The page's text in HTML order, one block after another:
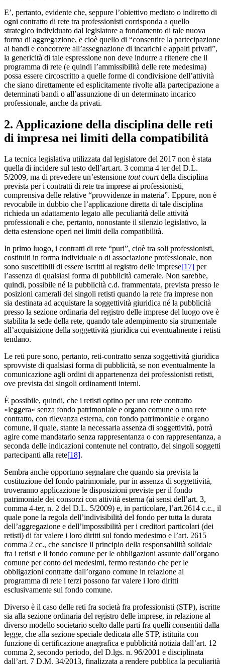
E’, pertanto, evidente che, seppure l’obiettivo mediato o indiretto di
ogni contratto di rete tra professionisti corrisponda a quello
strategico individuato dal legislatore a fondamento di tale nuova
forma di aggregazione, e cioè quello di “consentire la partecipazione
ai bandi e concorrere all’assegnazione di incarichi e appalti privati”,
la genericità di tale espressione non deve indurre a ritenere che il
programma di rete (e quindi l’ammissibilità delle rete medesima)
possa essere circoscritto a quelle forme di condivisione dell’attività
che siano direttamente ed esplicitamente rivolte alla partecipazione a
determinati bandi o all’assunzione di un determinato incarico
professionale, anche da privati.
2. Applicazione della disciplina delle reti
di impresa nei limiti della compatibilità
La tecnica legislativa utilizzata dal legislatore del 2017 non è stata
quella di incidere sul testo dell’art.art. 3 comma 4 ter del D.L.
5/2009, ma di prevedere un’estensione tout courtdella disciplina
prevista per i contratti di rete tra imprese ai professionisti,
comprensiva delle relative “provvidenze in materia”. Eppure, non è
revocabile in dubbio che l’applicazione diretta di tale disciplina
richieda un adattamento legato alle peculiarità delle attività
professionali e che, pertanto, nonostante il silenzio legislativo, la
detta estensione operi nei limiti della compatibilità.
In primo luogo, i contratti di rete “puri”, cioè tra soli professionisti,
costituiti in forma individuale o di associazione professionale, non
sono suscettibili di essere iscritti al registro delle imprese[17] per
l’assenza di qualsiasi forma di pubblicità camerale. Non sarebbe,
quindi, possibile né la pubblicità c.d. frammentata, prevista presso le
posizioni camerali dei singoli retisti quando la rete fra imprese non
sia destinata ad acquistare la soggettività giuridica né la pubblicità
presso la sezione ordinaria del registro delle imprese del luogo ove è
stabilita la sede della rete, quando tale adempimento sia strumentale
all’acquisizione della soggettività giuridica cui eventualmente i retisti
tendano.
Le reti pure sono, pertanto, reti-contratto senza soggettività giuridica
sprovviste di qualsiasi forma di pubblicità, se non eventualmente la
comunicazione agli ordini di appartenenza dei professionisti retisti,
ove prevista dai singoli ordinamenti interni.
È possibile, quindi, che i retisti optino per una rete contratto
«leggera» senza fondo patrimoniale e organo comune o una rete
contratto, con rilevanza esterna, con fondo patrimoniale e organo
comune, il quale, stante la necessaria assenza di soggettività, potrà
agire come mandatario senza rappresentanza o con rappresentanza, a
seconda delle indicazioni contenute nel contratto, dei singoli soggetti
partecipanti alla rete[18].
Sembra anche opportuno segnalare che quando sia prevista la
costituzione del fondo patrimoniale, pur in assenza di soggettività,
troveranno applicazione le disposizioni previste per il fondo
patrimoniale dei consorzi con attività esterna (ai sensi dell’art. 3,
comma 4-ter, n. 2 del D.L. 5/2009) e, in particolare, l’art.2614 c.c., il
quale pone la regola dell’indivisibilità del fondo per tutta la durata
dell’aggregazione e dell’impossibilità per i creditori particolari (dei
retisti) di far valere i loro diritti sul fondo medesimo e l’art. 2615
comma 2 cc., che sancisce il principio della responsabilità solidale
fra i retisti e il fondo comune per le obbligazioni assunte dall’organo
comune per conto dei medesimi, fermo restando che per le
obbligazioni contratte dall’organo comune in relazione al
programma di rete i terzi possono far valere i loro diritti
esclusivamente sul fondo comune.
Diverso è il caso delle reti fra società fra professionisti (STP), iscritte
sia alla sezione ordinaria del registro delle imprese, in relazione al
diverso modello societario scelto dalle parti fra quelli consentiti dalla
legge, che alla sezione speciale dedicata alle STP, istituita con
funzione di certificazione anagrafica e pubblicità notizia dall’art. 12
comma 2, secondo periodo, del D.lgs. n. 96/2001 e disciplinata
dall’art. 7 D.M. 34/2013, finalizzata a rendere pubblica la peculiarità